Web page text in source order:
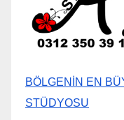
BÖLGENİN EN
STÜDYOSU